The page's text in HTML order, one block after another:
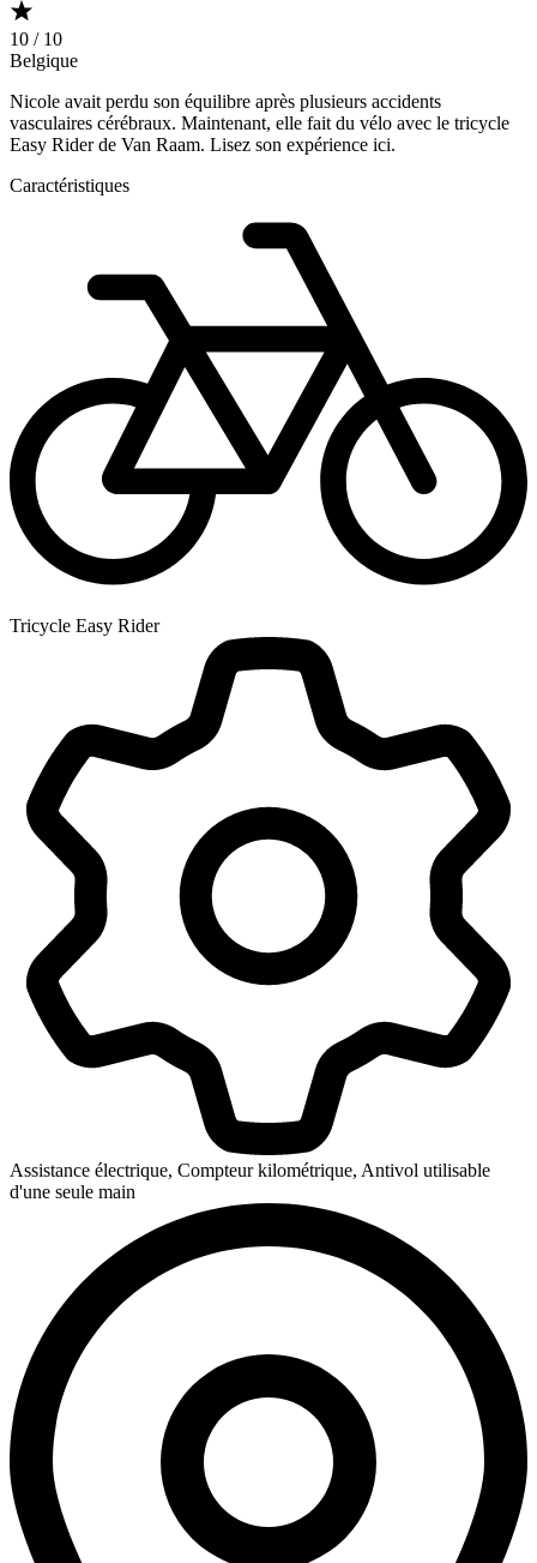
10 / 10
Belgique
Nicole avait perdu son équilibre après plusieurs accidents
vasculaires cérébraux. Maintenant, elle fait du vélo avec le tricycle
Easy Rider de Van Raam. Lisez son expérience ici.
Caractéristiques
Tricycle Easy Rider
Assistance électrique, Compteur kilométrique, Antivol utilisable
d'une seule main